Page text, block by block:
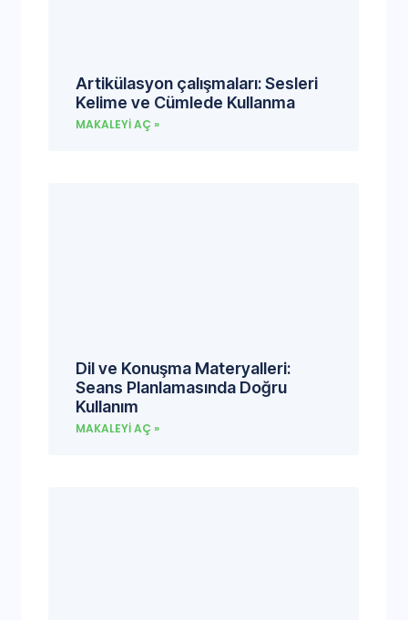
Artikülasyon çalışmaları: Sesleri
Kelime ve Cümlede Kullanma
MAKALEYI AÇ »
Dil ve Konuşma Materyalleri:
Seans Planlamasında Doğru
Kullanım
MAKALEYI AÇ »